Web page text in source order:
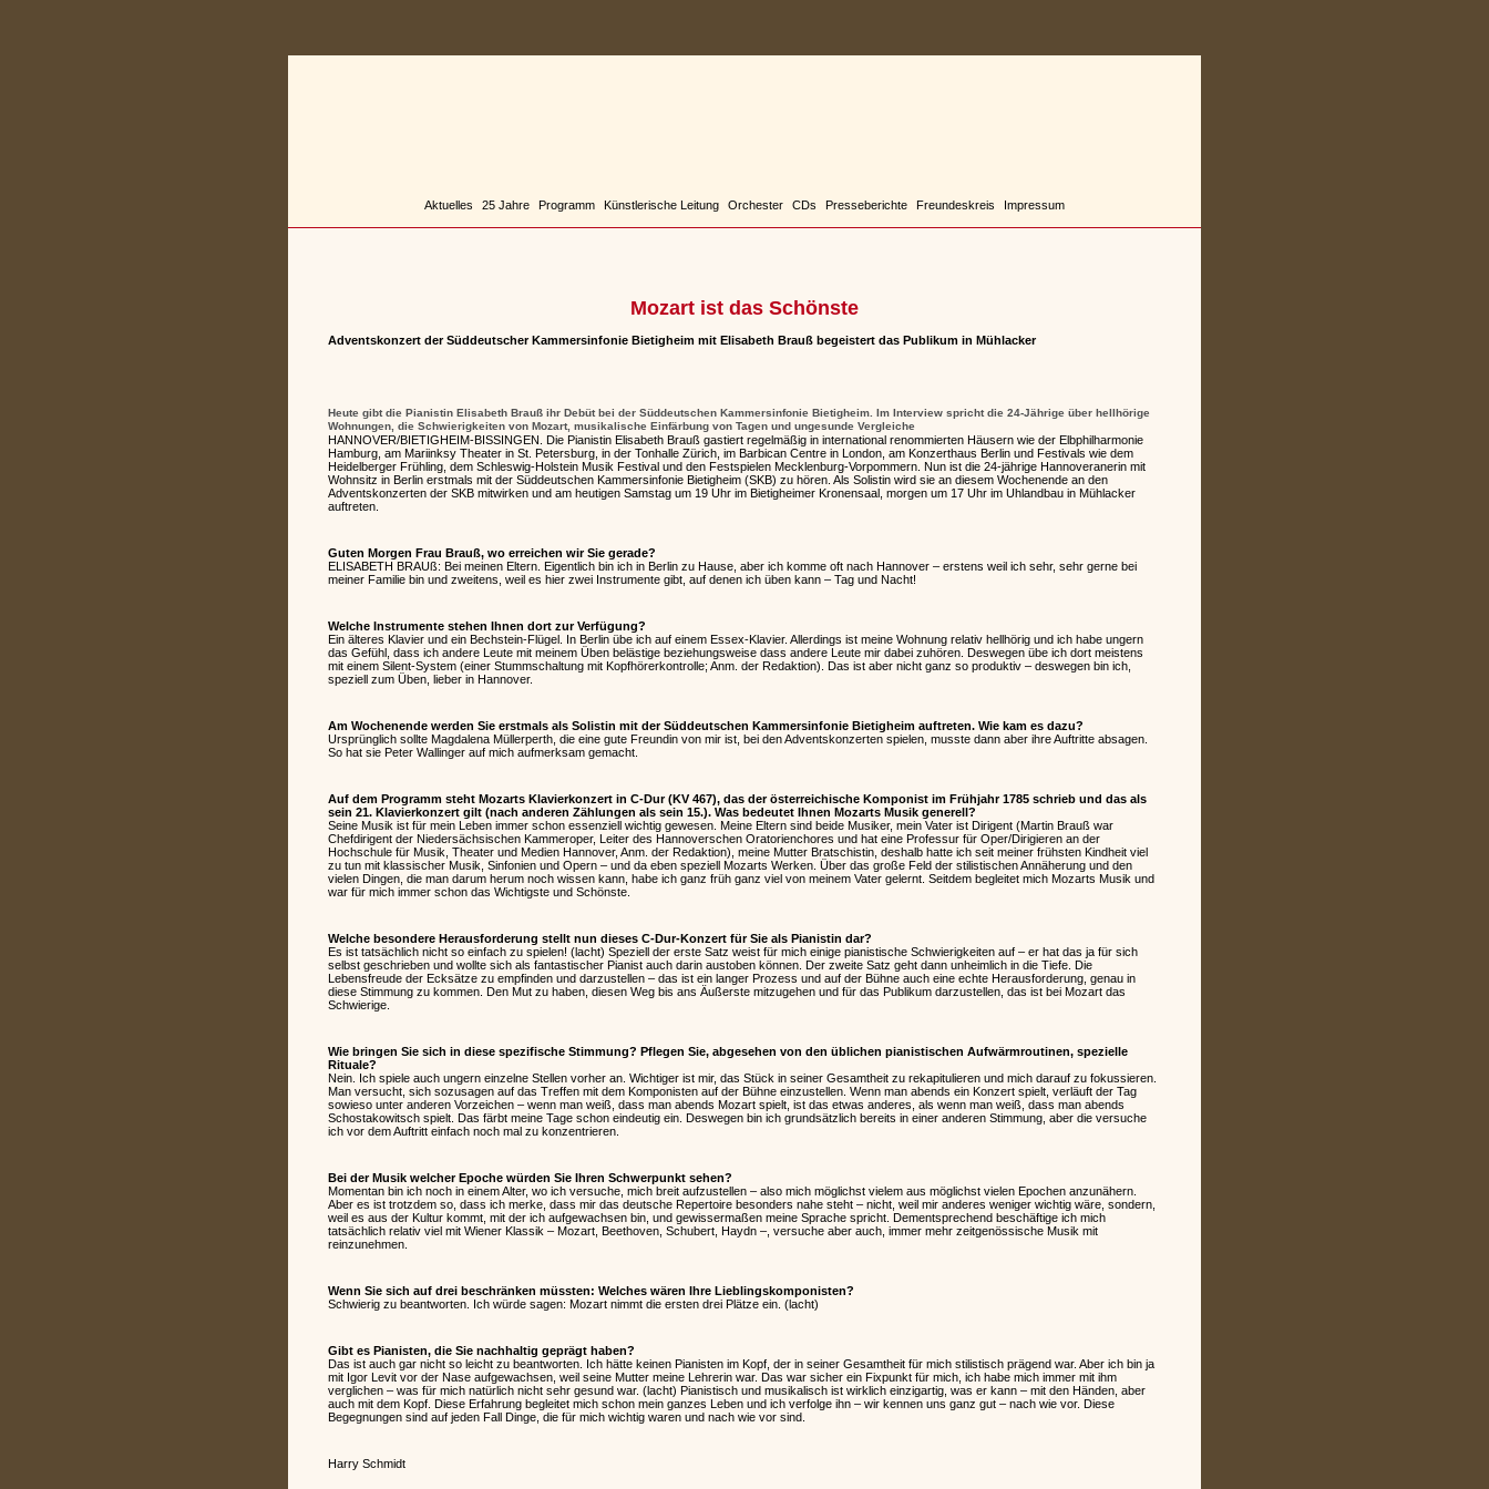
Aktuelles 25 Jahre Programm Künstlerische Leitung Orchester CDs Presseberichte Freundeskreis Impressum
Mozart ist das Schönste
Adventskonzert der Süddeutscher Kammersinfonie Bietigheim mit Elisabeth Brauß begeistert das Publikum in Mühlacker
Heute gibt die Pianistin Elisabeth Brauß ihr Debüt bei der Süddeutschen Kammersinfonie Bietigheim. Im Interview spricht die 24-Jährige über hellhörige
Wohnungen, die Schwierigkeiten von Mozart, musikalische Einfärbung von Tagen und ungesunde Vergleiche
HANNOVER/BIETIGHEIM-BISSINGEN. Die Pianistin Elisabeth Brauß gastiert regelmäßig in international renommierten Häusern wie der Elbphilharmonie
Hamburg, am Mariinksy Theater in St. Petersburg, in der Tonhalle Zürich, im Barbican Centre in London, am Konzerthaus Berlin und Festivals wie dem
Heidelberger Frühling, dem Schleswig-Holstein Musik Festival und den Festspielen Mecklenburg-Vorpommern. Nun ist die 24-jährige Hannoveranerin mit
Wohnsitz in Berlin erstmals mit der Süddeutschen Kammersinfonie Bietigheim (SKB) zu hören. Als Solistin wird sie an diesem Wochenende an den
Adventskonzerten der SKB mitwirken und am heutigen Samstag um 19 Uhr im Bietigheimer Kronensaal, morgen um 17 Uhr im Uhlandbau in Mühlacker
auftreten.
Guten Morgen Frau Brauß, wo erreichen wir Sie gerade?
ELISABETH BRAUß: Bei meinen Eltern. Eigentlich bin ich in Berlin zu Hause, aber ich komme oft nach Hannover – erstens weil ich sehr, sehr gerne bei
meiner Familie bin und zweitens, weil es hier zwei Instrumente gibt, auf denen ich üben kann – Tag und Nacht!
Welche Instrumente stehen Ihnen dort zur Verfügung?
Ein älteres Klavier und ein Bechstein-Flügel. In Berlin übe ich auf einem Essex-Klavier. Allerdings ist meine Wohnung relativ hellhörig und ich habe ungern
das Gefühl, dass ich andere Leute mit meinem Üben belästige beziehungsweise dass andere Leute mir dabei zuhören. Deswegen übe ich dort meistens
mit einem Silent-System (einer Stummschaltung mit Kopfhörerkontrolle; Anm. der Redaktion). Das ist aber nicht ganz so produktiv – deswegen bin ich,
speziell zum Üben, lieber in Hannover.
Am Wochenende werden Sie erstmals als Solistin mit der Süddeutschen Kammersinfonie Bietigheim auftreten. Wie kam es dazu?
Ursprünglich sollte Magdalena Müllerperth, die eine gute Freundin von mir ist, bei den Adventskonzerten spielen, musste dann aber ihre Auftritte absagen.
So hat sie Peter Wallinger auf mich aufmerksam gemacht.
Auf dem Programm steht Mozarts Klavierkonzert in C-Dur (KV 467), das der österreichische Komponist im Frühjahr 1785 schrieb und das als
sein 21. Klavierkonzert gilt (nach anderen Zählungen als sein 15.). Was bedeutet Ihnen Mozarts Musik generell?
Seine Musik ist für mein Leben immer schon essenziell wichtig gewesen. Meine Eltern sind beide Musiker, mein Vater ist Dirigent (Martin Brauß war
Chefdirigent der Niedersächsischen Kammeroper, Leiter des Hannoverschen Oratorienchores und hat eine Professur für Oper/Dirigieren an der
Hochschule für Musik, Theater und Medien Hannover, Anm. der Redaktion), meine Mutter Bratschistin, deshalb hatte ich seit meiner frühsten Kindheit viel
zu tun mit klassischer Musik, Sinfonien und Opern – und da eben speziell Mozarts Werken. Über das große Feld der stilistischen Annäherung und den
vielen Dingen, die man darum herum noch wissen kann, habe ich ganz früh ganz viel von meinem Vater gelernt. Seitdem begleitet mich Mozarts Musik und
war für mich immer schon das Wichtigste und Schönste.
Welche besondere Herausforderung stellt nun dieses C-Dur-Konzert für Sie als Pianistin dar?
Es ist tatsächlich nicht so einfach zu spielen! (lacht) Speziell der erste Satz weist für mich einige pianistische Schwierigkeiten auf – er hat das ja für sich
selbst geschrieben und wollte sich als fantastischer Pianist auch darin austoben können. Der zweite Satz geht dann unheimlich in die Tiefe. Die
Lebensfreude der Ecksätze zu empfinden und darzustellen – das ist ein langer Prozess und auf der Bühne auch eine echte Herausforderung, genau in
diese Stimmung zu kommen. Den Mut zu haben, diesen Weg bis ans Äußerste mitzugehen und für das Publikum darzustellen, das ist bei Mozart das
Schwierige.
Wie bringen Sie sich in diese spezifische Stimmung? Pflegen Sie, abgesehen von den üblichen pianistischen Aufwärmroutinen, spezielle
Rituale?
Nein. Ich spiele auch ungern einzelne Stellen vorher an. Wichtiger ist mir, das Stück in seiner Gesamtheit zu rekapitulieren und mich darauf zu fokussieren.
Man versucht, sich sozusagen auf das Treffen mit dem Komponisten auf der Bühne einzustellen. Wenn man abends ein Konzert spielt, verläuft der Tag
sowieso unter anderen Vorzeichen – wenn man weiß, dass man abends Mozart spielt, ist das etwas anderes, als wenn man weiß, dass man abends
Schostakowitsch spielt. Das färbt meine Tage schon eindeutig ein. Deswegen bin ich grundsätzlich bereits in einer anderen Stimmung, aber die versuche
ich vor dem Auftritt einfach noch mal zu konzentrieren.
Bei der Musik welcher Epoche würden Sie Ihren Schwerpunkt sehen?
Momentan bin ich noch in einem Alter, wo ich versuche, mich breit aufzustellen – also mich möglichst vielem aus möglichst vielen Epochen anzunähern.
Aber es ist trotzdem so, dass ich merke, dass mir das deutsche Repertoire besonders nahe steht – nicht, weil mir anderes weniger wichtig wäre, sondern,
weil es aus der Kultur kommt, mit der ich aufgewachsen bin, und gewissermaßen meine Sprache spricht. Dementsprechend beschäftige ich mich
tatsächlich relativ viel mit Wiener Klassik – Mozart, Beethoven, Schubert, Haydn –, versuche aber auch, immer mehr zeitgenössische Musik mit
reinzunehmen.
Wenn Sie sich auf drei beschränken müssten: Welches wären Ihre Lieblingskomponisten?
Schwierig zu beantworten. Ich würde sagen: Mozart nimmt die ersten drei Plätze ein. (lacht)
Gibt es Pianisten, die Sie nachhaltig geprägt haben?
Das ist auch gar nicht so leicht zu beantworten. Ich hätte keinen Pianisten im Kopf, der in seiner Gesamtheit für mich stilistisch prägend war. Aber ich bin ja
mit Igor Levit vor der Nase aufgewachsen, weil seine Mutter meine Lehrerin war. Das war sicher ein Fixpunkt für mich, ich habe mich immer mit ihm
verglichen – was für mich natürlich nicht sehr gesund war. (lacht) Pianistisch und musikalisch ist wirklich einzigartig, was er kann – mit den Händen, aber
auch mit dem Kopf. Diese Erfahrung begleitet mich schon mein ganzes Leben und ich verfolge ihn – wir kennen uns ganz gut – nach wie vor. Diese
Begegnungen sind auf jeden Fall Dinge, die für mich wichtig waren und nach wie vor sind.
Harry Schmidt